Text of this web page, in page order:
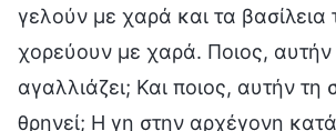
γελούν με χαρά και τα βασίλεια
χορεύουν με χαρά. Ποιος, αυτήν
αγαλλιάζει; Και ποιος, αυτήν τη
θρηνεί; Η γη στην αρχέγονη